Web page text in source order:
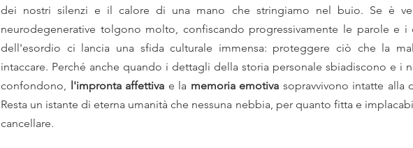
dei nostri silenzi e il calore di una mano che stringiamo nel buio. Se è
neurodegenerative tolgono molto, confiscando progressivamente le parole e
dell'esordio ci lancia una sfida culturale immensa: proteggere ciò che la
intaccare. Perché anche quando i dettagli della storia personale sbiadiscono e i
confondono, l'impronta affettiva e la memoria emotiva sopravvivono intatte alla
Resta un istante di eterna umanità che nessuna nebbia, per quanto fitta e
cancellare.